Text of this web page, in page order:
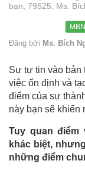
bạn, 79525, Ms.
Đăng bởi Ms. Bích
Sự tự tin vào bản
việc ổn định và
điểm của sự
này bạn sẽ khiến
Tuy quan
khác biệt,
những điểm